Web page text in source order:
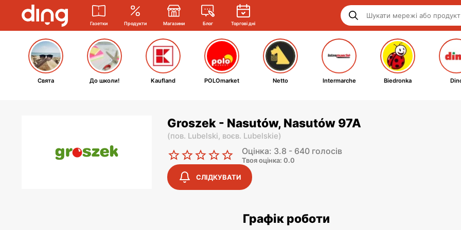
Газетки Продукти Магазини Блог Торгові дні
Свята До школи! Kaufland POLOmarket Netto Intermarche Biedronka
Groszek - Nasutów, Nasutów 97A
(пов. Lubelski, воєв. Lubelskie)
Оцінка: 3.8 - 640 голосів
Твоя оцінка: 0.0
СЛІДКУВАТИ
Графік роботи